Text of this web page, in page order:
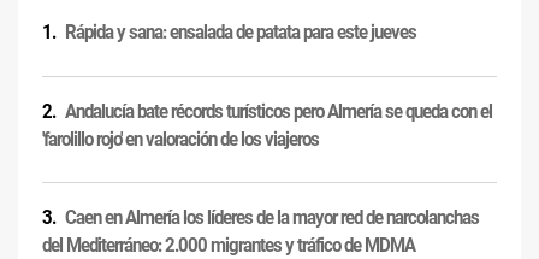
Rápida y sana: ensalada de patata para este jueves
Andalucía bate récords turísticos pero Almería se queda con el
'farolillo rojo' en valoración de los viajeros
Caen en Almería los líderes de la mayor red de narcolanchas
del Mediterráneo: 2.000 migrantes y tráfico de MDMA